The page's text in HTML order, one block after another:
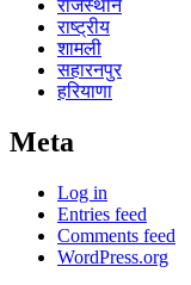
राजस्थान
राष्ट्रीय
शामली
सहारनपुर
हरियाणा
Meta
Log in
Entries feed
Comments feed
WordPress.org